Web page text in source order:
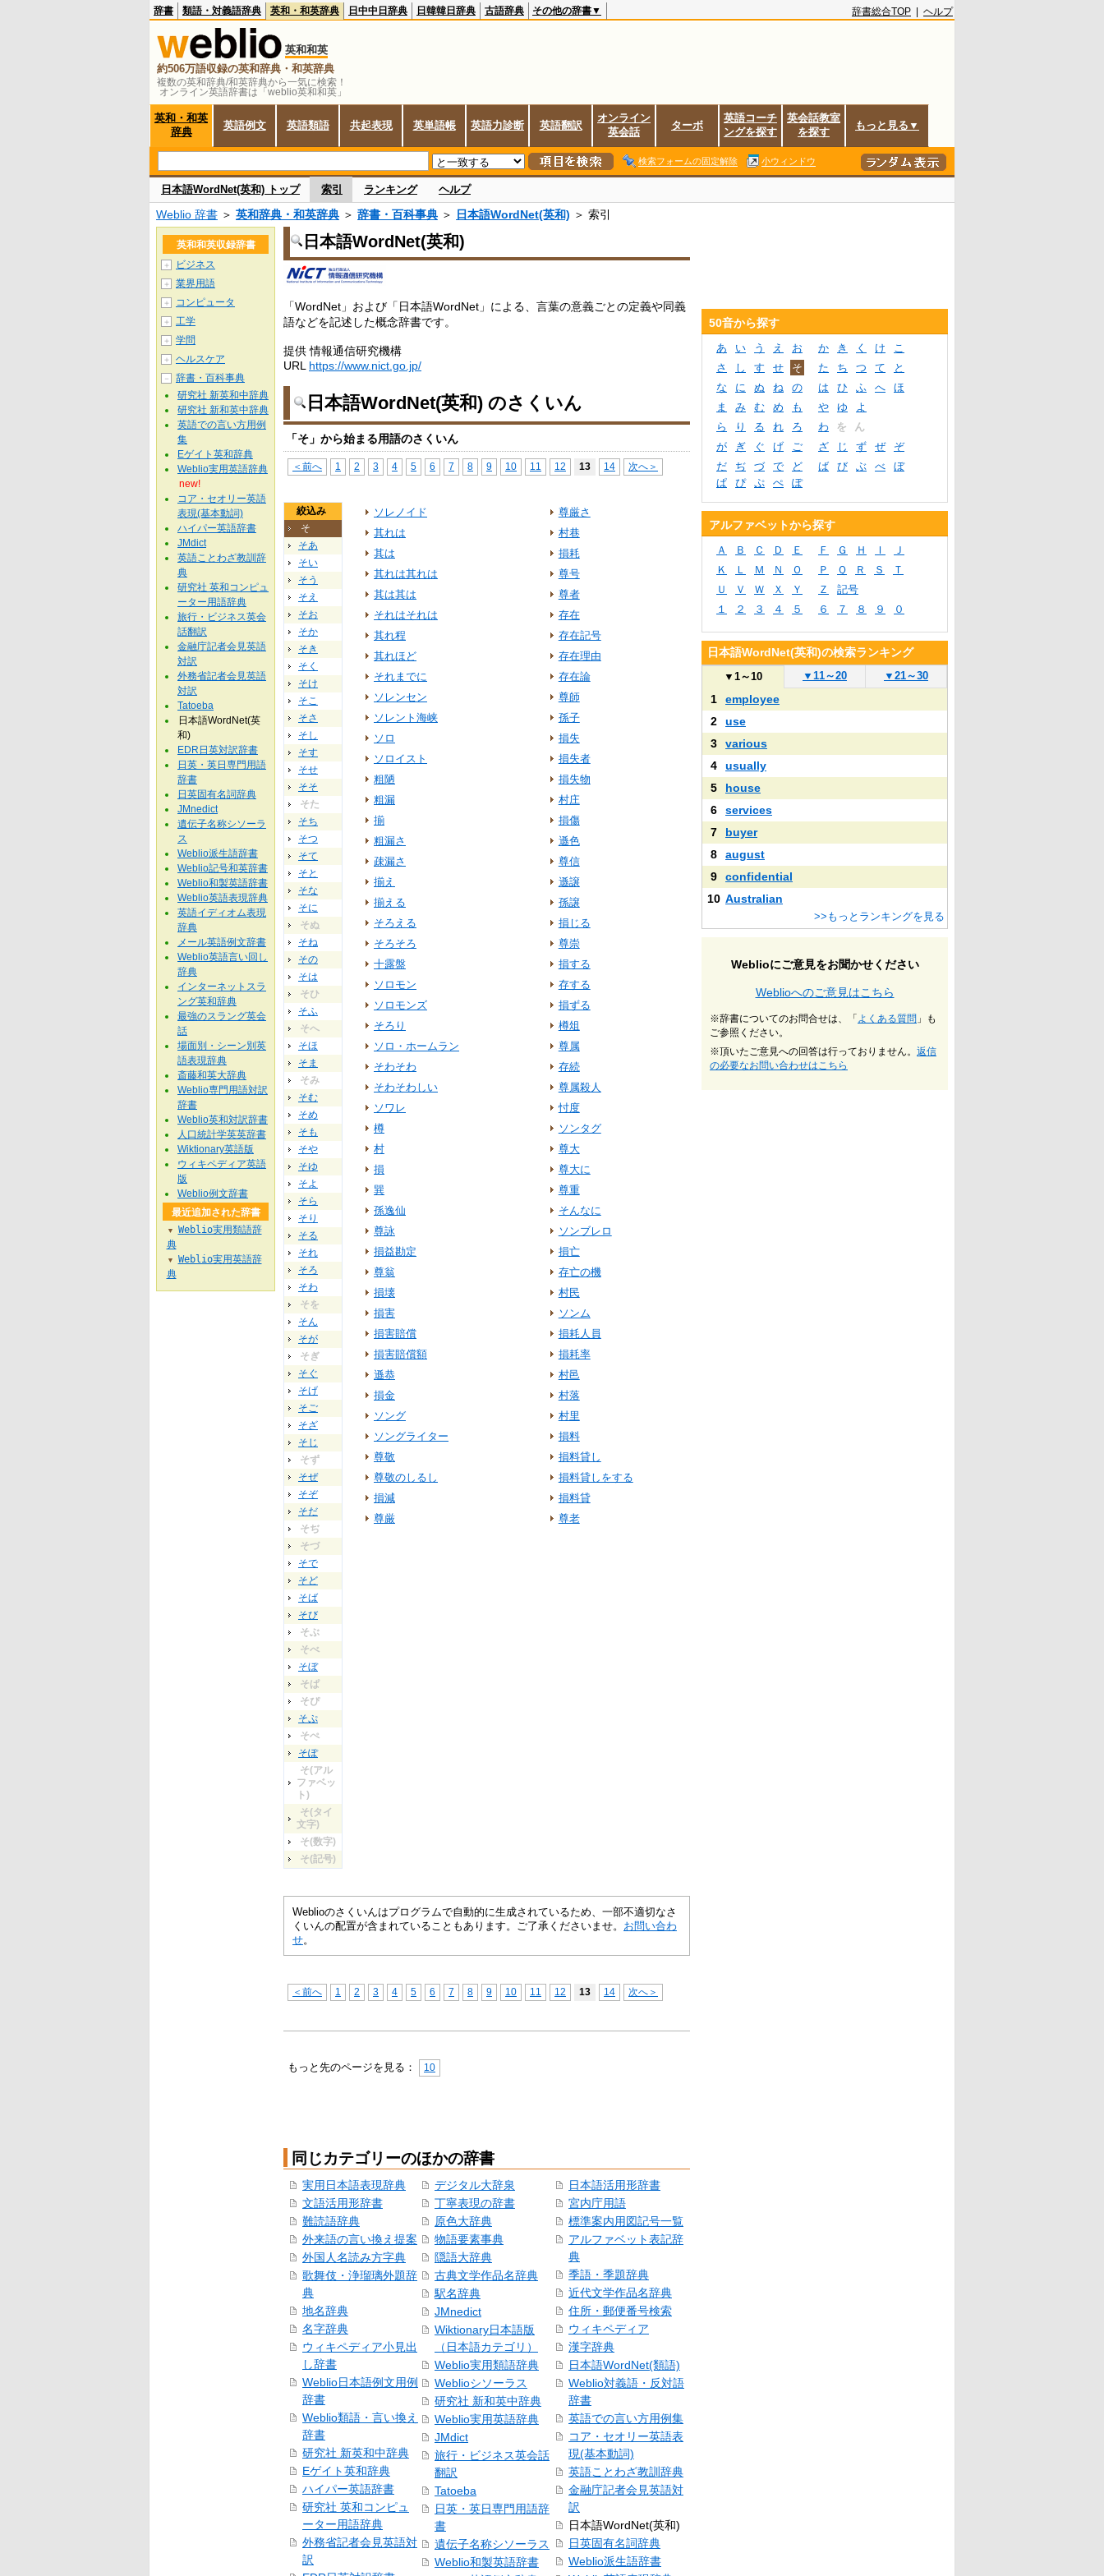
複数の英和辞典/和英辞典から一気に検索！
オンライン英語辞書は「weblio英和和英」
辞書 類語・対義語辞典 英和・和英辞典 日中中日辞典 日韓韓日辞典 古語辞典 その他の辞書▼ 辞書総合TOP ヘルプ
英和和英
約506万語収録の英和辞典・和英辞典
英和・和英
辞典
英語例文 英語類語 共起表現 英単語帳 英語力診断 英語翻訳
オンライン
英会話
ターボ
英語コーチ
ングを探す
英会話教室
を探す
もっと見る▼
検索フォームの固定解除 小ウィンドウ
日本語WordNet(英和) トップ 索引 ランキング ヘルプ
Weblio 辞書 ＞ 英和辞典・和英辞典 ＞ 辞書・百科事典 ＞ 日本語WordNet(英和) ＞ 索引
日本語WordNet(英和)
「WordNet」および「日本語WordNet」による、言葉の意義ごとの定義や同義
語などを記述した概念辞書です。
提供 情報通信研究機構
URL https://www.nict.go.jp/
日本語WordNet(英和) のさくいん
「そ」から始まる用語のさくいん
＜前へ 1 2 3 4 5 6 7 8 9 10 11 12 13 14 次へ＞
絞込み
そ
そあ
そい
そう
そえ
そお
そか
そき
そく
そけ
そこ
そさ
そし
そす
そせ
そそ
そた
そち
そつ
そて
そと
そな
そに
そぬ
そね
その
そは
そひ
そふ
そへ
そほ
そま
そみ
そむ
そめ
そも
そや
そゆ
そよ
そら
そり
そる
それ
そろ
そわ
そを
そん
そが
そぎ
そぐ
そげ
そご
そざ
そじ
そず
そぜ
そぞ
そだ
そぢ
そづ
そで
そど
そば
そび
そぶ
そべ
そぼ
そぱ
そぴ
そぷ
そぺ
そぽ
そ(アル
ファベッ
ト)
そ(タイ
文字)
そ(数字)
そ(記号)
ソレノイド
其れは
其は
其れは其れは
其は其は
それはそれは
其れ程
其れほど
それまでに
ソレンセン
ソレント海峡
ソロ
ソロイスト
粗陋
粗漏
揃
粗漏さ
疎漏さ
揃え
揃える
そろえる
そろそろ
十露盤
ソロモン
ソロモンズ
そろり
ソロ・ホームラン
そわそわ
そわそわしい
ソワレ
樽
村
損
巽
孫逸仙
尊詠
損益勘定
尊翁
損壊
損害
損害賠償
損害賠償額
遜恭
損金
ソング
ソングライター
尊敬
尊敬のしるし
損減
尊厳
尊厳さ
村巷
損耗
尊号
尊者
存在
存在記号
存在理由
存在論
尊師
孫子
損失
損失者
損失物
村庄
損傷
遜色
尊信
遜譲
孫譲
損じる
尊崇
損する
存する
損ずる
樽俎
尊属
存続
尊属殺人
忖度
ソンタグ
尊大
尊大に
尊重
そんなに
ソンブレロ
損亡
存亡の機
村民
ソンム
損耗人員
損耗率
村邑
村落
村里
損料
損料貸し
損料貸しをする
損料貸
尊老
Weblioのさくいんはプログラムで自動的に生成されているため、一部不適切なさ
くいんの配置が含まれていることもあります。ご了承くださいませ。 お問い合わ
せ。
＜前へ 1 2 3 4 5 6 7 8 9 10 11 12 13 14 次へ＞
もっと先のページを見る： 10
同じカテゴリーのほかの辞書
実用日本語表現辞典
文語活用形辞書
難読語辞典
外来語の言い換え提案
外国人名読み方字典
歌舞伎・浄瑠璃外題辞
典
地名辞典
名字辞典
ウィキペディア小見出
し辞書
Weblio日本語例文用例
辞書
Weblio類語・言い換え
辞書
研究社 新英和中辞典
Eゲイト英和辞典
ハイパー英語辞書
研究社 英和コンピュ
ーター用語辞典
外務省記者会見英語対
訳
デジタル大辞泉
丁寧表現の辞書
原色大辞典
物語要素事典
隠語大辞典
古典文学作品名辞典
駅名辞典
JMnedict
Wiktionary日本語版
（日本語カテゴリ）
Weblio実用類語辞典
Weblioシソーラス
研究社 新和英中辞典
Weblio実用英語辞典
JMdict
旅行・ビジネス英会話
翻訳
Tatoeba
日英・英日専門用語辞
書
遺伝子名称シソーラス
Weblio和製英語辞書
日本語活用形辞書
宮内庁用語
標準案内用図記号一覧
アルファベット表記辞
典
季語・季題辞典
近代文学作品名辞典
住所・郵便番号検索
ウィキペディア
漢字辞典
日本語WordNet(類語)
Weblio対義語・反対語
辞書
英語での言い方用例集
コア・セオリー英語表
現(基本動詞)
英語ことわざ教訓辞典
金融庁記者会見英語対
訳
日本語WordNet(英和)
日英固有名詞辞典
Weblio派生語辞書
英和和英収録辞書
＋ ビジネス
＋ 業界用語
＋ コンピュータ
＋ 工学
＋ 学問
＋ ヘルスケア
－
辞書・百科事典
研究社 新英和中辞典
研究社 新和英中辞典
英語での言い方用例
集
Eゲイト英和辞典
Weblio実用英語辞典
new!
コア・セオリー英語
表現(基本動詞)
ハイパー英語辞書
JMdict
英語ことわざ教訓辞
典
研究社 英和コンピュ
ーター用語辞典
旅行・ビジネス英会
話翻訳
金融庁記者会見英語
対訳
外務省記者会見英語
対訳
Tatoeba
日本語WordNet(英
和)
EDR日英対訳辞書
日英・英日専門用語
辞書
日英固有名詞辞典
JMnedict
遺伝子名称シソーラ
ス
Weblio派生語辞書
Weblio記号和英辞書
Weblio和製英語辞書
Weblio英語表現辞典
英語イディオム表現
辞典
メール英語例文辞書
Weblio英語言い回し
辞典
インターネットスラ
ング英和辞典
最強のスラング英会
話
場面別・シーン別英
語表現辞典
斎藤和英大辞典
Weblio専門用語対訳
辞書
Weblio英和対訳辞書
人口統計学英英辞書
Wiktionary英語版
ウィキペディア英語
版
Weblio例文辞書
最近追加された辞書
▼
Weblio実用類語辞
典
▼
Weblio実用英語辞
典
50音から探す
あ い う え お か き く け
こ
さ
し す せ そ た ち つ て
と
な
に ぬ ね の は ひ ふ へ
ほ
ま
み む め も や ゆ
よ
ら
り る れ ろ わ を
ん
が
ぎ ぐ げ ご ざ じ ず ぜ
ぞ
だ
ぢ づ で ど ば び ぶ べ
ぼ
ぱ
ぴ ぷ ぺ ぽ
アルファベットから探す
Ａ Ｂ Ｃ Ｄ Ｅ Ｆ Ｇ Ｈ Ｉ
Ｊ
Ｋ
Ｌ Ｍ Ｎ Ｏ Ｐ Ｑ Ｒ Ｓ
Ｔ
Ｕ
Ｖ Ｗ Ｘ Ｙ Ｚ
記号
１
２ ３ ４ ５ ６ ７ ８ ９ ０
日本語WordNet(英和)の検索ランキング
▼ 1～10 ▼ 11～20 ▼ 21～30
1
employee
2
use
3
various
4
usually
5
house
6
services
7
buyer
8
august
9
confidential
10 Australian
>>もっとランキングを見る
Weblioにご意見をお聞かせください
Weblioへのご意見はこちら
※辞書についてのお問合せは、「 よくある質問 」も
ご参照ください。
※頂いたご意見への回答は行っておりません。 返信
の必要なお問い合わせはこちら